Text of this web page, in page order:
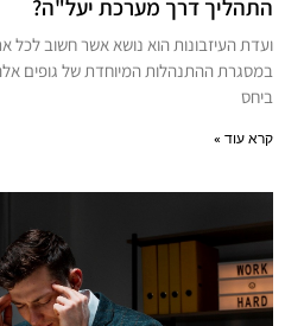
התהליך דרך מערכת יעל"ה?
ועדת העיזבונות הוא נושא אשר חשוב לכל
במסגרת ההתנהלות המיוחדת של גופים
ביחס
קרא עוד »